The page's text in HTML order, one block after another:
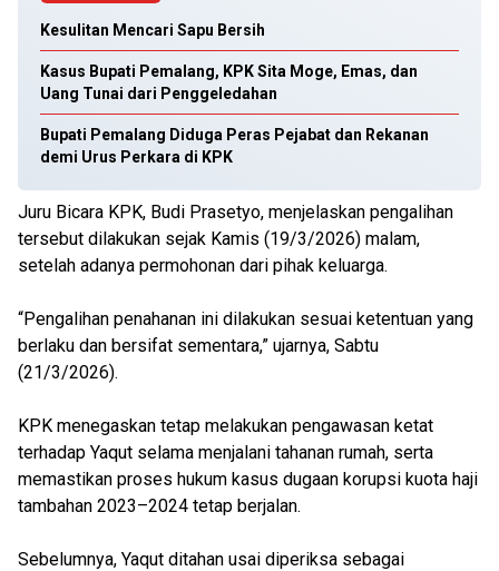
Kesulitan Mencari Sapu Bersih
Kasus Bupati Pemalang, KPK Sita Moge, Emas, dan
Uang Tunai dari Penggeledahan
Bupati Pemalang Diduga Peras Pejabat dan Rekanan
demi Urus Perkara di KPK
Juru Bicara KPK, Budi Prasetyo, menjelaskan pengalihan
tersebut dilakukan sejak Kamis (19/3/2026) malam,
setelah adanya permohonan dari pihak keluarga.
“Pengalihan penahanan ini dilakukan sesuai ketentuan yang
berlaku dan bersifat sementara,” ujarnya, Sabtu
(21/3/2026).
KPK menegaskan tetap melakukan pengawasan ketat
terhadap Yaqut selama menjalani tahanan rumah, serta
memastikan proses hukum kasus dugaan korupsi kuota haji
tambahan 2023–2024 tetap berjalan.
Sebelumnya, Yaqut ditahan usai diperiksa sebagai